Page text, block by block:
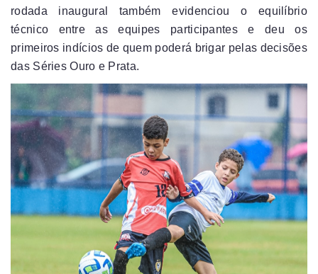
rodada inaugural também evidenciou o equilíbrio
técnico entre as equipes participantes e deu os
primeiros indícios de quem poderá brigar pelas decisões
das Séries Ouro e Prata.